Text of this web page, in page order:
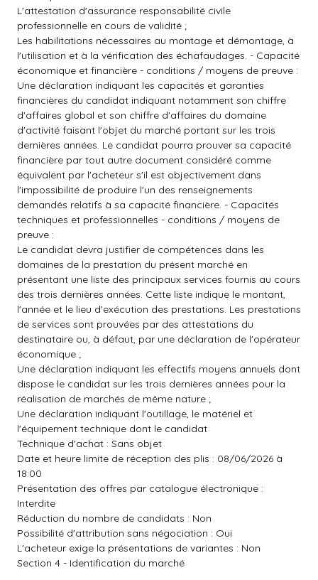
L'attestation d'assurance responsabilité civile
professionnelle en cours de validité ;
Les habilitations nécessaires au montage et démontage, à
l'utilisation et à la vérification des échafaudages. - Capacité
économique et financière - conditions / moyens de preuve :
Une déclaration indiquant les capacités et garanties
financières du candidat indiquant notamment son chiffre
d'affaires global et son chiffre d'affaires du domaine
d'activité faisant l'objet du marché portant sur les trois
dernières années. Le candidat pourra prouver sa capacité
financière par tout autre document considéré comme
équivalent par l'acheteur s'il est objectivement dans
l'impossibilité de produire l'un des renseignements
demandés relatifs à sa capacité financière. - Capacités
techniques et professionnelles - conditions / moyens de
preuve :
Le candidat devra justifier de compétences dans les
domaines de la prestation du présent marché en
présentant une liste des principaux services fournis au cours
des trois dernières années. Cette liste indique le montant,
l'année et le lieu d'exécution des prestations. Les prestations
de services sont prouvées par des attestations du
destinataire ou, à défaut, par une déclaration de l'opérateur
économique ;
Une déclaration indiquant les effectifs moyens annuels dont
dispose le candidat sur les trois dernières années pour la
réalisation de marchés de même nature ;
Une déclaration indiquant l'outillage, le matériel et
l'équipement technique dont le candidat
Technique d'achat : Sans objet
Date et heure limite de réception des plis : 08/06/2026 à
18:00
Présentation des offres par catalogue électronique :
Interdite
Réduction du nombre de candidats : Non
Possibilité d'attribution sans négociation : Oui
L'acheteur exige la présentations de variantes : Non
Section 4 - Identification du marché